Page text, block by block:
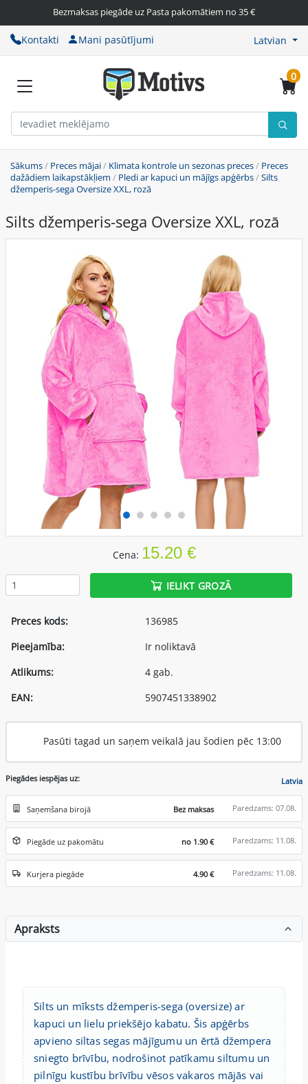
Bezmaksas piegāde uz Pasta pakomātiem no 35 €
Kontakti Mani pasūtījumi Latvian
0
Sākums/ Preces mājai/ Klimata kontrole un sezonas preces/ Preces
dažādiem laikapstākļiem / Pledi ar kapuci un mājīgs apģērbs/Silts
džemperis-sega Oversize XXL, rozā
Silts džemperis-sega Oversize XXL, rozā
Cena: 15.20 €
IELIKT GROZĀ
Preces kods:
136985
Pieejamība:
Ir noliktavā
Atlikums:
4 gab.
EAN:
5907451338902
Pasūti tagad un saņem veikalā jau šodien pēc 13:00
Piegādes iespējas uz: Latvia
Saņemšana birojā Bez maksas Paredzams: 07.08.
Piegāde uz pakomātu no 1.90 € Paredzams: 11.08.
Kurjera piegāde 4.90 € Paredzams: 11.08.
Apraksts
Silts un mīksts džemperis-sega (oversize) ar
kapuci un lielu priekšējo kabatu. Šis apģērbs
apvieno siltas segas mājīgumu un ērtā džempera
sniegto brīvību, nodrošinot patīkamu siltumu un
pilnīgu kustību brīvību vēsos vakaros mājās vai